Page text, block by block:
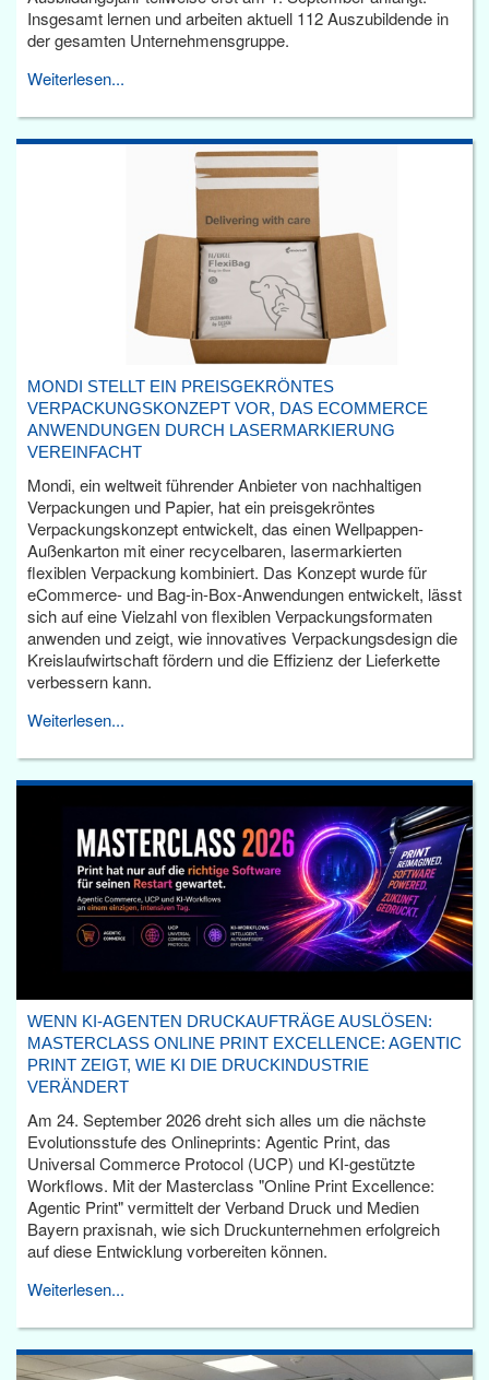
Insgesamt lernen und arbeiten aktuell 112 Auszubildende in
der gesamten Unternehmensgruppe.
Weiterlesen...
MONDI STELLT EIN PREISGEKRÖNTES
VERPACKUNGSKONZEPT VOR, DAS ECOMMERCE
ANWENDUNGEN DURCH LASERMARKIERUNG
VEREINFACHT
Mondi, ein weltweit führender Anbieter von nachhaltigen
Verpackungen und Papier, hat ein preisgekröntes
Verpackungskonzept entwickelt, das einen Wellpappen-
Außenkarton mit einer recycelbaren, lasermarkierten
flexiblen Verpackung kombiniert. Das Konzept wurde für
eCommerce- und Bag-in-Box-Anwendungen entwickelt, lässt
sich auf eine Vielzahl von flexiblen Verpackungsformaten
anwenden und zeigt, wie innovatives Verpackungsdesign die
Kreislaufwirtschaft fördern und die Effizienz der Lieferkette
verbessern kann.
Weiterlesen...
WENN KI-AGENTEN DRUCKAUFTRÄGE AUSLÖSEN:
MASTERCLASS ONLINE PRINT EXCELLENCE: AGENTIC
PRINT ZEIGT, WIE KI DIE DRUCKINDUSTRIE
VERÄNDERT
Am 24. September 2026 dreht sich alles um die nächste
Evolutionsstufe des Onlineprints: Agentic Print, das
Universal Commerce Protocol (UCP) und KI-gestützte
Workflows. Mit der Masterclass "Online Print Excellence:
Agentic Print" vermittelt der Verband Druck und Medien
Bayern praxisnah, wie sich Druckunternehmen erfolgreich
auf diese Entwicklung vorbereiten können.
Weiterlesen...